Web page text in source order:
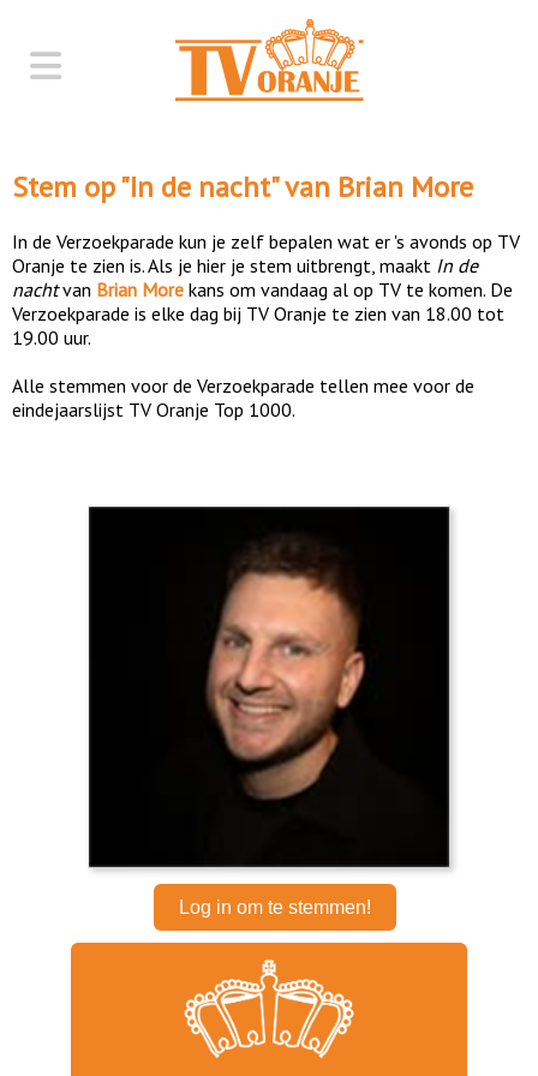
Stem op "In de nacht" van Brian More
In de Verzoekparade kun je zelf bepalen wat er 's avonds op TV
Oranje te zien is. Als je hier je stem uitbrengt, maakt In de
nachtvan Brian More kans om vandaag al op TV te komen. De
Verzoekparade is elke dag bij TV Oranje te zien van 18.00 tot
19.00 uur.
Alle stemmen voor de Verzoekparade tellen mee voor de
eindejaarslijst TV Oranje Top 1000.
Log in om te stemmen!